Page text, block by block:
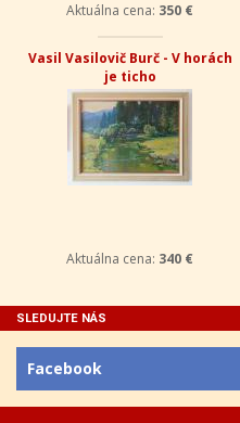
Aktuálna cena: 350 €
Vasil Vasilovič Burč - V horách
je ticho
Aktuálna cena: 340 €
SLEDUJTE NÁS
Facebook